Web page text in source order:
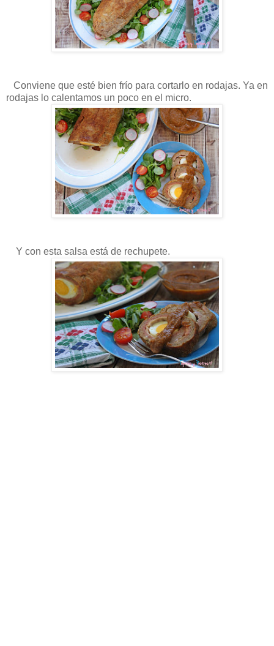
Conviene que esté bien frío para cortarlo en rodajas. Ya en
rodajas lo calentamos un poco en el micro.
Y con esta salsa está de rechupete.